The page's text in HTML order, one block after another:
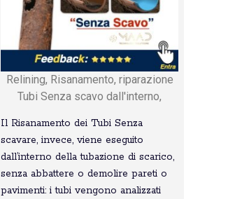
Relining, Risanamento, riparazione
Tubi Senza scavo dall'interno,
Il Risanamento dei Tubi Senza
scavare, invece, viene eseguito
dall’interno della tubazione di scarico,
senza abbattere o demolire pareti o
pavimenti: i tubi vengono analizzati